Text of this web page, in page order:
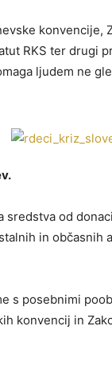
konvencije,
RKS ter drugi
ljudem ne
sredstva od
in občasnih
s posebnimi
konvencij in